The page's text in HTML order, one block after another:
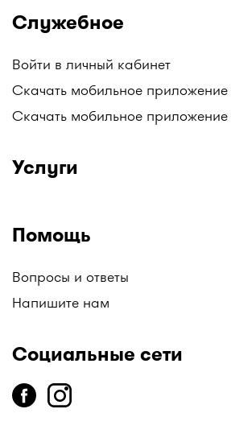
Служебное
Войти в личный кабинет
Скачать мобильное приложение
Скачать мобильное
Услуги
Помощь
Вопросы и ответы
Напишите нам
Социальные сети